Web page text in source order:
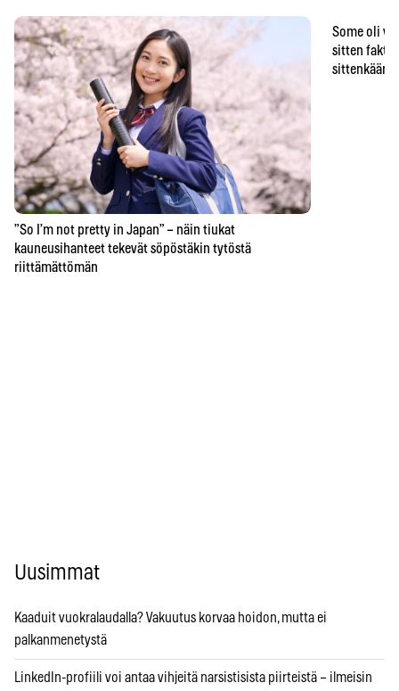
”So I’m not pretty in Japan” – näin tiukat
kauneusihanteet tekevät söpöstäkin tytöstä
riittämättömän
Some oli
sitten
sittenkään
Uusimmat
Kaaduit vuokralaudalla? Vakuutus korvaa hoidon, mutta ei
palkanmenetystä
LinkedIn-profiili voi antaa vihjeitä narsistisista piirteistä – ilmeisin